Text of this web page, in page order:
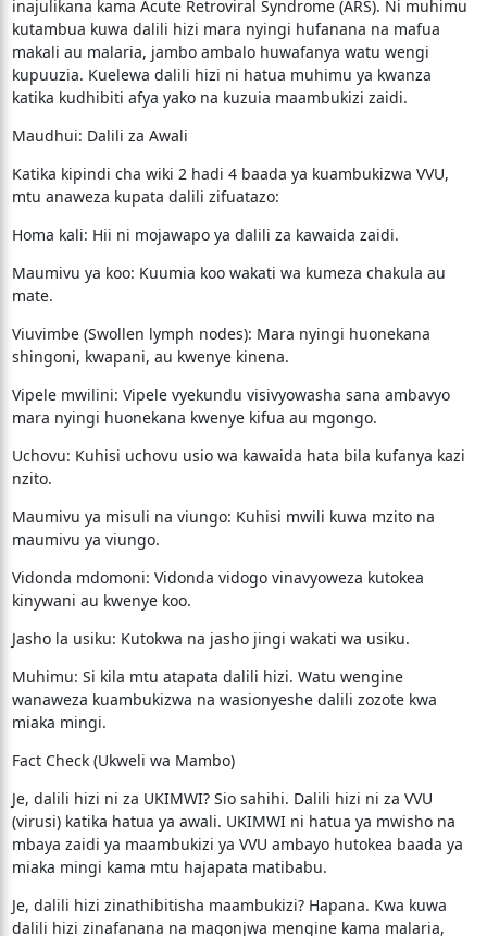
inajulikana kama Acute Retroviral Syndrome (ARS). Ni muhimu
kutambua kuwa dalili hizi mara nyingi hufanana na mafua
makali au malaria, jambo ambalo huwafanya watu wengi
kupuuzia. Kuelewa dalili hizi ni hatua muhimu ya kwanza
katika kudhibiti afya yako na kuzuia maambukizi zaidi.
​Maudhui: Dalili za Awali
​Katika kipindi cha wiki 2 hadi 4 baada ya kuambukizwa VVU,
mtu anaweza kupata dalili zifuatazo:
​Homa kali: Hii ni mojawapo ya dalili za kawaida zaidi.
​Maumivu ya koo: Kuumia koo wakati wa kumeza chakula au
mate.
​Viuvimbe (Swollen lymph nodes): Mara nyingi huonekana
shingoni, kwapani, au kwenye kinena.
​Vipele mwilini: Vipele vyekundu visivyowasha sana ambavyo
mara nyingi huonekana kwenye kifua au mgongo.
​Uchovu: Kuhisi uchovu usio wa kawaida hata bila kufanya kazi
nzito.
​Maumivu ya misuli na viungo: Kuhisi mwili kuwa mzito na
maumivu ya viungo.
​Vidonda mdomoni: Vidonda vidogo vinavyoweza kutokea
kinywani au kwenye koo.
​Jasho la usiku: Kutokwa na jasho jingi wakati wa usiku.
​Muhimu: Si kila mtu atapata dalili hizi. Watu wengine
wanaweza kuambukizwa na wasionyeshe dalili zozote kwa
miaka mingi.
​Fact Check (Ukweli wa Mambo)
​Je, dalili hizi ni za UKIMWI? Sio sahihi. Dalili hizi ni za VVU
(virusi) katika hatua ya awali. UKIMWI ni hatua ya mwisho na
mbaya zaidi ya maambukizi ya VVU ambayo hutokea baada ya
miaka mingi kama mtu hajapata matibabu.
​Je, dalili hizi zinathibitisha maambukizi? Hapana. Kwa kuwa
dalili hizi zinafanana na magonjwa mengine kama malaria,